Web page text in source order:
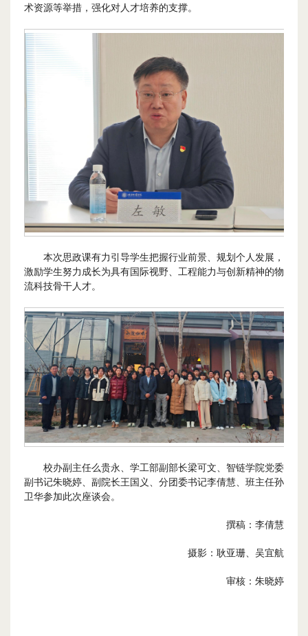
术资源等举措，强化对人才培养的支撑。
本次思政课有力引导学生把握行业前景、规划个人发展，
激励学生努力成长为具有国际视野、工程能力与创新精神的物
流科技骨干人才。
校办副主任么贵永、学工部副部长梁可文、智链学院党委
副书记朱晓婷、副院长王国义、分团委书记李倩慧、班主任孙
卫华参加此次座谈会。
撰稿：李倩慧
摄影：耿亚珊、吴宜航
审核：朱晓婷